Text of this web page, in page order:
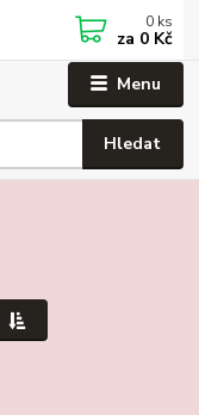
Menu
Hledat
0 ks
za 0 Kč